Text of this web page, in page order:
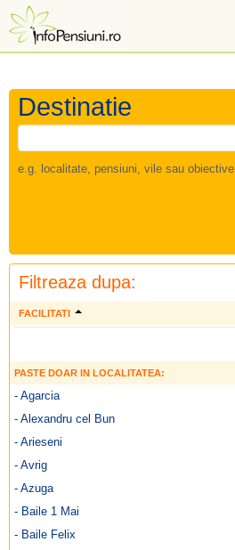
Destinatie
e.g. localitate, pensiuni, vile sau obiective
Filtreaza dupa:
FACILITATI
PASTE DOAR IN LOCALITATEA:
- Agarcia
- Alexandru cel Bun
- Arieseni
- Avrig
- Azuga
- Baile 1 Mai
- Baile Felix